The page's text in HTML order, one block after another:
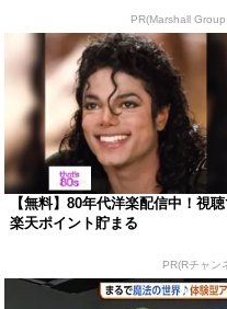
PR(Marshall Group
【無料】80年代洋楽配信中！視
楽天ポイント貯まる
PR(Rチャン